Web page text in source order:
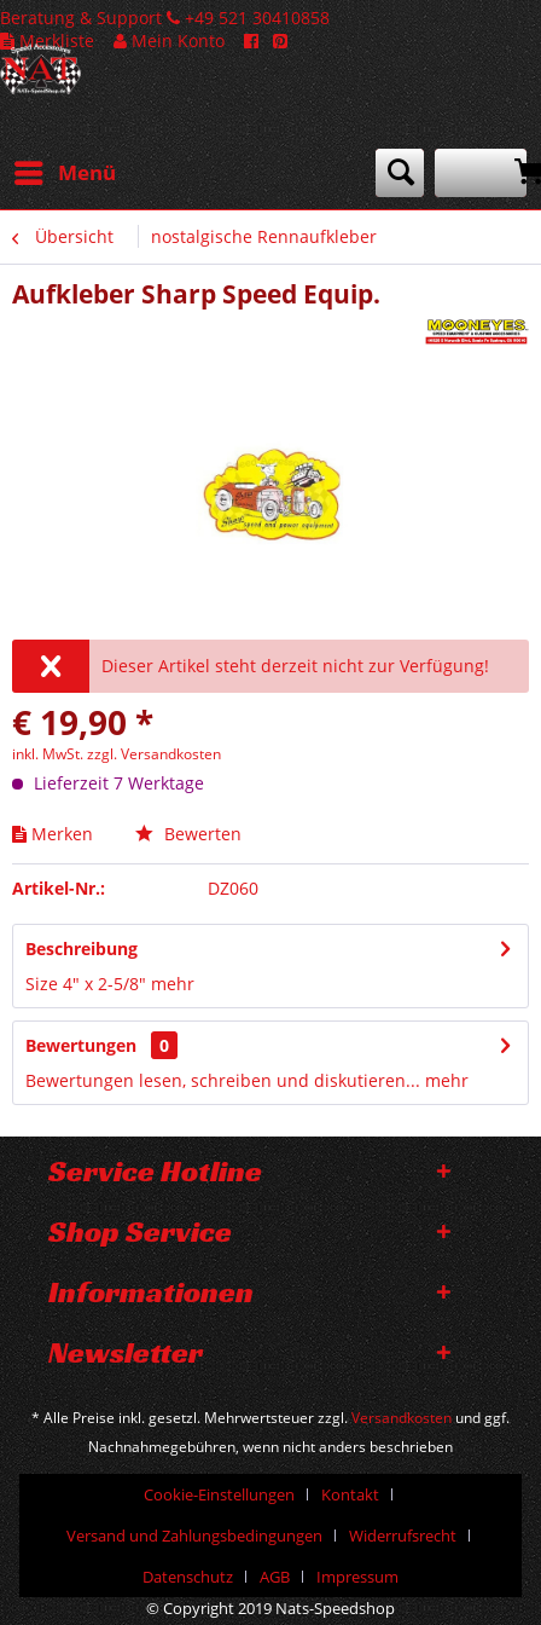
Beratung & Support
+49 521 30410858
Merkliste
Mein Konto
Menü
Übersicht nostalgische Rennaufkleber
Aufkleber Sharp Speed Equip.
Dieser Artikel steht derzeit nicht zur Verfügung!
€ 19,90 *
inkl. MwSt.zzgl. Versandkosten
Lieferzeit 7 Werktage
Merken Bewerten
Artikel-Nr.: DZ060
Beschreibung
Size 4" x 2-5/8" mehr
Bewertungen
0
Bewertungen lesen, schreiben und diskutieren... mehr
Service Hotline
Shop Service
Informationen
Newsletter
* Alle Preise inkl. gesetzl. Mehrwertsteuer zzgl.Versandkosten und ggf.
Nachnahmegebühren, wenn nicht anders beschrieben
Cookie-Einstellungen
Kontakt
Versand und Zahlungsbedingungen
Widerrufsrecht
Datenschutz
AGB
Impressum
© Copyright 2019 Nats-Speedshop